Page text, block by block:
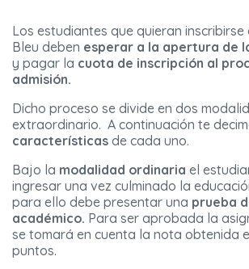
Los estudiantes que quieran inscribirse
Bleu deben esperar a la apertura de
y pagar la cuota de inscripción al
admisión.
Dicho proceso se divide en dos
extraordinario. A continuación te
características de cada uno.
Bajo la modalidad ordinaria el
ingresar una vez culminado la
para ello debe presentar una prueba
académico. Para ser aprobada la
se tomará en cuenta la nota obtenida
puntos.